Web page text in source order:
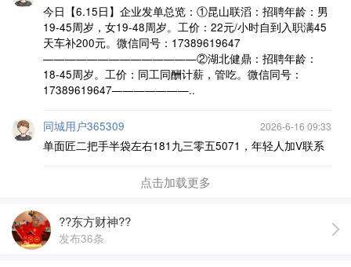
今日【6.15日】企业发单总览：①昆山联滔：招聘年龄：男
19-45周岁，女19-48周岁。工价：22元/小时自到入职满45
天车补200元。微信同号：17389619647
——————————————②湖北健鼎：招聘年龄：
18-45周岁。工价：同工同酬计薪，管吃。微信同号：
17389619647———————..
同城用户365309 2026-6-16 09:33
单面匠二把手半袋左右181九三零五5071，年轻人加V联系
点击加载更多
??东方财神??
发布36条